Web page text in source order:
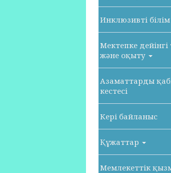
Инклюзивті
Мектепке дейінгі
және оқыту
Азаматтарды
кестесі
Кері байланыс
Құжаттар
Мемлекеттік